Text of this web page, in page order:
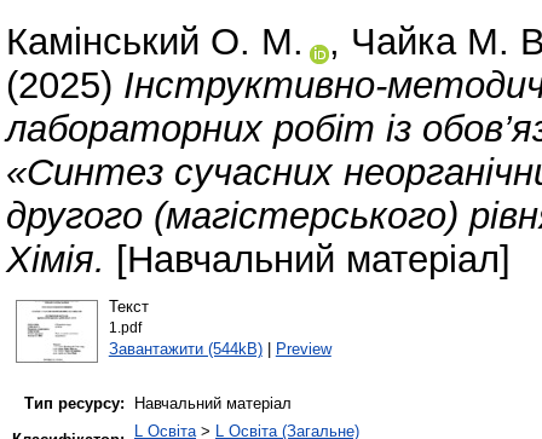
Камінський О. М. , Чайка М.
(2025) Інструктивно-
лабораторних робіт із
«Синтез сучасних
другого (магістерського)
Хімія. [Навчальний матеріал]
Текст
1.pdf
Завантажити (544kB)| Preview
Тип ресурсу:
Навчальний матеріал
L Освіта> L Освіта (Загальне)